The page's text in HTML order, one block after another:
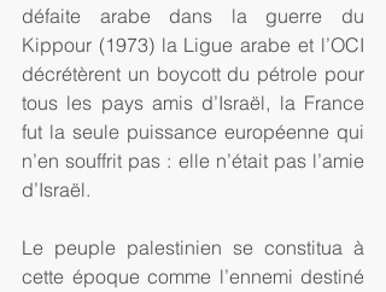
défaite arabe dans la guerre du
Kippour (1973) la Ligue arabe et l’OCI
décrétèrent un boycott du pétrole pour
tous les pays amis d’Israël, la France
fut la seule puissance européenne qui
n’en souffrit pas : elle n’était pas l’amie
d’Israël.
Le peuple palestinien se constitua à
cette époque comme l’ennemi destiné